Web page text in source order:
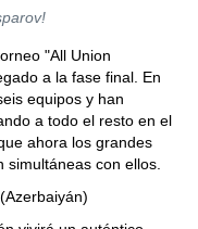
"All Union
a la fase final. En
equipos y han
a todo el resto en el
ahora los grandes
con ellos.